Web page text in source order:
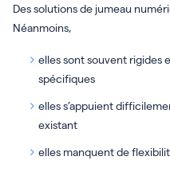
Des solutions de jumeau
Néanmoins,
elles sont souvent rigides
spécifiques
elles s’appuient
existant
elles manquent de